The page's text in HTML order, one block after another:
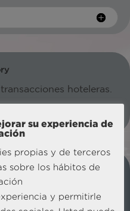
hoteleras.
estrategia,
su experiencia de
propias y de terceros
sobre los hábitos de
y permitirle